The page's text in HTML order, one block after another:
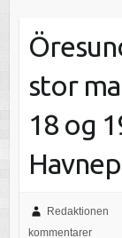
stor
18 og
Redaktionen
kommentarer